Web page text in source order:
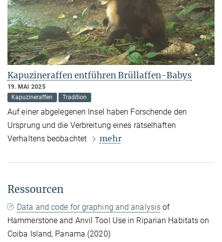
Kapuzineraffen entführen Brüllaffen-Babys
19. MAI 2025
Kapuzineraffen
Tradition
Auf einer abgelegenen Insel haben Forschende den
Ursprung und die Verbreitung eines rätselhaften
Verhaltens beobachtet
mehr
Ressourcen
Data and code for graphing and analysis of
Hammerstone and Anvil Tool Use in Riparian Habitats on
Coiba Island, Panama (2020)